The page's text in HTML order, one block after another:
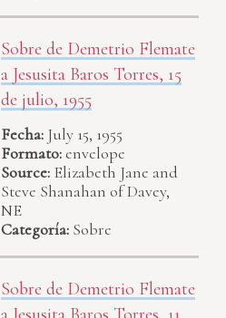
Sobre de Demetrio Flemate
a Jesusita Baros Torres, 15
de julio, 1955
Fecha: July 15, 1955
Formato:envelope
Source: Elizabeth Jane and
Steve Shanahan of Davey,
NE
Categoría: Sobre
Sobre de Demetrio Flemate